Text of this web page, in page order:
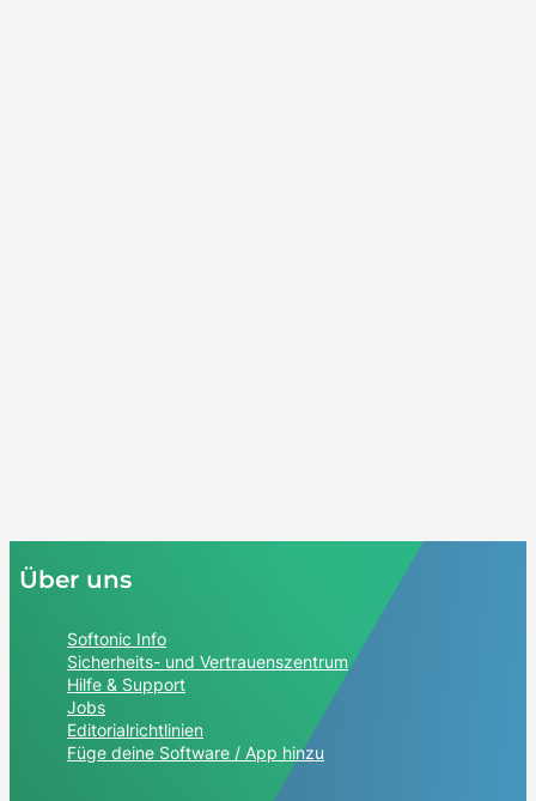
Über uns
Softonic Info
Sicherheits- und Vertrauenszentrum
Hilfe & Support
Jobs
Editorialrichtlinien
Füge deine Software / App hinzu